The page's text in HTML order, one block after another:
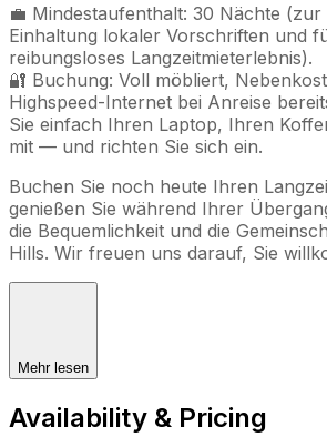
💼 Mindestaufenthalt: 30 Nächte (zur
Einhaltung lokaler Vorschriften und
reibungsloses Langzeitmieterlebnis).
🔐 Buchung: Voll möbliert,
Highspeed-Internet bei Anreise
Sie einfach Ihren Laptop, Ihren
mit — und richten Sie sich ein.
Buchen Sie noch heute Ihren
genießen Sie während Ihrer
die Bequemlichkeit und die
Hills. Wir freuen uns darauf, Sie
Mehr lesen
Availability & Pricing